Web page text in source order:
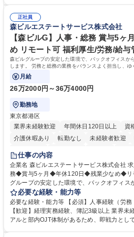
の他に担当頂く業務が発生する場合があります。 募集職種 【営業事
業務職/三井物産グループ/平均残業時間10H/完
ション力がある方。 ・チャレンジを厭わず、
方。多様な関係者と謙虚に信頼関係を構築で
ール管理が出来る方。※将来的に他部署（営
へのジョブローテーションの可能性があります。 学歴・資格 学歴
院 大学 語学力： 資格：宅地建物取引士
正社員
森ビルエステートサービス株式会社
【森ビルG】人事・総務 賞与5ヶ
め リモート可 福利厚生/労務/給与
森ビルグループの安定した環境で、バックオフィスか
します。 労務と総務の業務をバランスよく担当し、ゆ
にも挑戦できる、やりがいある環境です。
月給
26万2000円～36万4000円
勤務地
東京都港区
業界未経験歓迎
年間休日120日以上
資
介護休暇あり
転勤なし 未経験者歓迎
経験者歓迎
完全週休2日制
交通費支給 長期歓迎
仕事の内容
企業名 森ビルエステートサービス株式会社 求人名 【森ビルG】人事・総
務◆賞与5ヶ月◆年休120日◆残業少なめ◆リモート可 仕事
グループの安定した環境で、バックオフィス
をお任せします。 労務と総務の業務をバラン
度改定などのコア業務にも挑戦できる、やりがい
理、給与計算、社会保険手続き、年末調整等
き、社内規定の改定や人事制度改定などのコ
必要な経験・能力等
必要な経験・能力等 【必須】人事経験（労
【歓迎】経理実務経験、簿記3級以上 業界未
アルと部内OJT体制があるため、即戦力とし